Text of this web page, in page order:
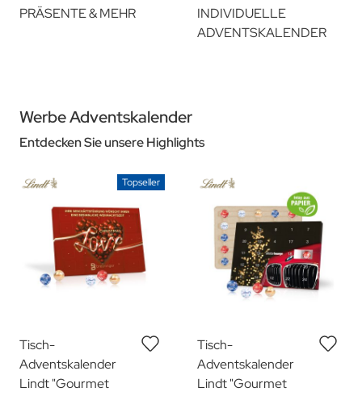
PRÄSENTE & MEHR
INDIVIDUELLE
ADVENTSKALENDER
Werbe Adventskalender
Entdecken Sie unsere Highlights
Topseller
Tisch-
Adventskalender
Lindt "Gourmet
Tisch-
Adventskalender
Lindt "Gourmet